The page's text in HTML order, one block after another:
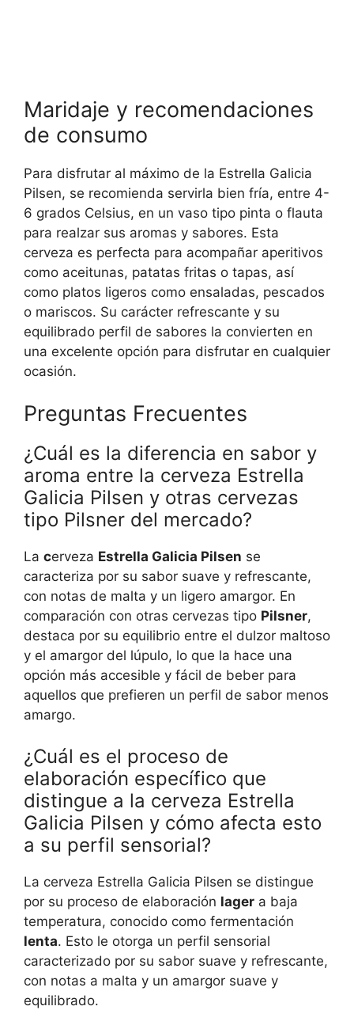
Maridaje y recomendaciones
de consumo
Para disfrutar al máximo de la Estrella Galicia
Pilsen, se recomienda servirla bien fría, entre 4-
6 grados Celsius, en un vaso tipo pinta o flauta
para realzar sus aromas y sabores. Esta
cerveza es perfecta para acompañar aperitivos
como aceitunas, patatas fritas o tapas, así
como platos ligeros como ensaladas, pescados
o mariscos. Su carácter refrescante y su
equilibrado perfil de sabores la convierten en
una excelente opción para disfrutar en cualquier
ocasión.
Preguntas Frecuentes
¿Cuál es la diferencia en sabor y
aroma entre la cerveza Estrella
Galicia Pilsen y otras cervezas
tipo Pilsner del mercado?
La cerveza Estrella Galicia Pilsen se
caracteriza por su sabor suave y refrescante,
con notas de malta y un ligero amargor. En
comparación con otras cervezas tipo Pilsner,
destaca por su equilibrio entre el dulzor maltoso
y el amargor del lúpulo, lo que la hace una
opción más accesible y fácil de beber para
aquellos que prefieren un perfil de sabor menos
amargo.
¿Cuál es el proceso de
elaboración específico que
distingue a la cerveza Estrella
Galicia Pilsen y cómo afecta esto
a su perfil sensorial?
La cerveza Estrella Galicia Pilsen se distingue
por su proceso de elaboración lager a baja
temperatura, conocido como fermentación
lenta. Esto le otorga un perfil sensorial
caracterizado por su sabor suave y refrescante,
con notas a malta y un amargor suave y
equilibrado.